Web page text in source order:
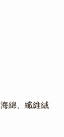
綿、纖維絨